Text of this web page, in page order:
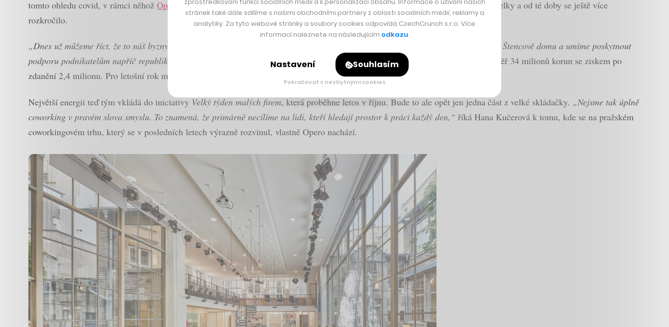
tomto ohledu covid, v rámci něhož Opero
spustilo mentoringovou platformu pro malé a střední firmy nebo podnikatele či podnikatelky a od té doby se ještě více
rozkročilo.
„Dnes už můžeme říct, že to náš byznys akcelerovalo a ukázalo nám to nový směr, díky kterému naše aktivity nejsou tak závislé na Štencově domu a umíme poskytnout
podporu podnikatelům napříč republikou,“
popisuje Kučerová rozvoj Opera. V loňském roce celé centrum vykázalo v tržbách téměř 34 milionů korun se ziskem po
zdanění 2,4 milionu. Pro letošní rok má za cíl vyrůst v tržbách na 40 milionů a zvýšit také zisk.
Největší energii teď tým vkládá do iniciativy Velký týden malých firem, která proběhne letos v říjnu. Bude to ale opět jen jedna část z velké skládačky. „Nejsme tak úplně
coworking v pravém slova smyslu. To znamená, že primárně necílíme na lidi, kteří hledají prostor k práci každý den,“ říká Hana Kučerová k tomu, kde se na pražském
coworkingovém trhu, který se v posledních letech výrazně rozvinul, vlastně Opero nachází.
stránek také dále sdílíme s našimi obchodními partnery z oblasti sociálních médií, reklamy a
analytiky. Za tyto webové stránky a soubory cookies odpovídá CzechCrunch s.r.o. Více
informací naleznete na následujícím odkazu.
Nastavení Souhlasím
Pokračovat s nezbytnými cookies